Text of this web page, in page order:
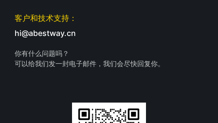
客户和技术支持：
hi@abestway.cn
你有什么问题吗？
可以给我们发一封电子邮件，我们会尽快回复你。